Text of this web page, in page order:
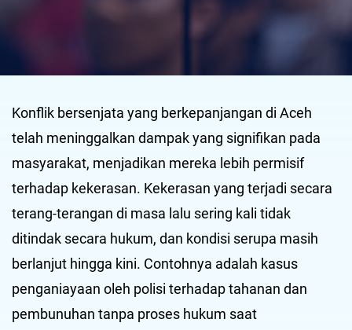
Konflik bersenjata yang berkepanjangan di Aceh
telah meninggalkan dampak yang signifikan pada
masyarakat, menjadikan mereka lebih permisif
terhadap kekerasan. Kekerasan yang terjadi secara
terang-terangan di masa lalu sering kali tidak
ditindak secara hukum, dan kondisi serupa masih
berlanjut hingga kini. Contohnya adalah kasus
penganiayaan oleh polisi terhadap tahanan dan
pembunuhan tanpa proses hukum saat